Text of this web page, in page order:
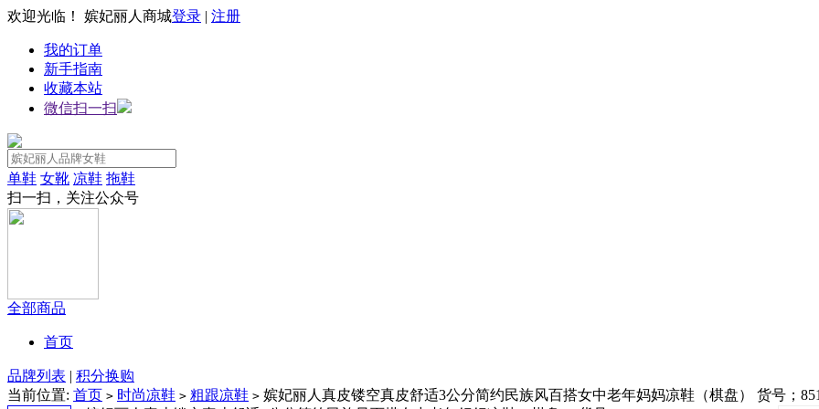
欢迎光临！ 嫔妃丽人商城登录 | 注册
我的订单
新手指南
收藏本站
微信扫一扫
单鞋 女靴 凉鞋 拖鞋
扫一扫，关注公众号
全部商品
首页
品牌列表 | 积分换购
当前位置: 首页 > 时尚凉鞋 > 粗跟凉鞋 > 嫔妃丽人真皮镂空真皮舒适3公分简约民族风百搭女中老年妈妈凉鞋（棋盘） 货号；